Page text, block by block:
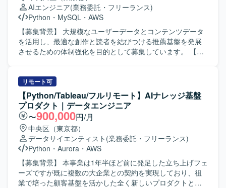
出する体制の中で、オリジナルIPと有力IPの両軸で多様なゲ
ームプロジェクトに関わることができます。企画初期から
運用、海外展開まで一気通貫で携わることができ、ヒット
させるために何が必要かをデータの観点から徹底的に追求
できます。約5,000名規模の開発体制と高度な運用ノウハウ
きな裁量を持って挑戦できるカルチャーの中で、事業成長
と個人の成長の両方を実現していただけます。 【開発環
境】 ゲーム開発に必要な機材や技術投資が積極的に行われ
ており、希望に応じて最適な開発環境が整備されます。社
員食堂やカフェ、リラクゼーションスペースなどを備えた
オフィスで、快適な業務環境が用意されています。また、
プロジェクトのマイルストンに応じた有給奨励日や社員旅
行など、リフレッシュを兼ねた取り組みも実施されていま
す。
発生時の状況を分かりやすく報告・説明できる方を歓迎い
たします。また、株式情報を取り扱うにあたり、高い倫理
観をお持ちの方を想定しております。 【ポジションの魅
力】 証券領域におけるリサーチシステムの移管プロジェク
トに関わることで、金融ドメインの知見を深めながら、
に携わることで、設計から運用まで一連のプロセスを経験
できる環境です。 【開発環境】 Windowsサーバー環境上
で、PythonおよびSQLを用いたバッチ開発・運用を行いま
す。既存環境としてLinuxサーバーも取り扱います。
AIエンジニア(業務委託・フリーランス)
Python ・ MySQL ・ AWS
【募集背景】 大規模なユーザーデータとコンテンツデータ
を活用し、最適な創作と読者を結びつける推薦基盤を発展
させるための体制強化を目的として募集しています。 【作
ンテンツの特徴量を抽出するデータ処理基盤を設計・運用
します。 LLMや埋め込み技術を用いてコンテンツ理解およ
び検索の基盤を設計・運用します。 推論パイプラインや
LLM・機械学習モデルの開発および運用体制（LLMOps /
MLOps）の仕組みを設計し、継続的に改善します。 ユーザ
ー行動とコンテンツ情報に基づく推薦エンジンの開発・改
善を行います。 コンテンツ分類の仕組みと記事評価機能の
開発・改善を行い、その運用をチームとして支援します。
信頼性・安全性向上のため、悪意ある行動を検知しLLMで
判定するフィルタリング機能を開発します。 既存の機械学
習基盤を最新技術に更新し、性能およびコストの改善を図
リモート可
【Python/Tableau/フルリモート】AIナレッジ基盤
プロダクト｜データエンジニア
〜900,000円/月
中央区（東京都）
データサイエンティスト (業務委託・フリーランス)
Python ・ Aurora ・ AWS
【募集背景】 本事業は1年半ほど前に発足した立ち上げフェ
ーズですが既に複数の大企業との契約を実現しており、祖
業で培った顧客基盤を活かした全く新しいプロダクトとし